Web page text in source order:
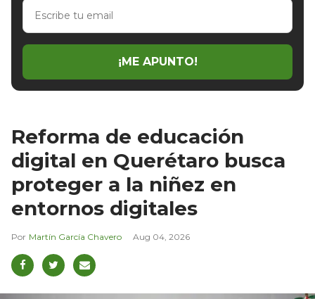
Escribe
email
¡ME APUNTO!
Reforma de educación
digital en Querétaro busca
proteger a la niñez en
entornos digitales
Martín García Chavero Aug 04, 2026